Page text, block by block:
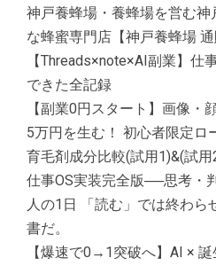
神戸養蜂場・養蜂場を営む
な蜂蜜専門店【神戸養蜂場 通
【Threads×note×AI副業】仕
できた全記録
【副業0円スタート】画像・
5万円を生む！ 初心者限定ロ
育毛剤成分比較(試用1)&(試用
仕事OS実装完全版──思考・
人の1日 「読む」では終わら
書だ。
【爆速で0→1突破へ】AI ×